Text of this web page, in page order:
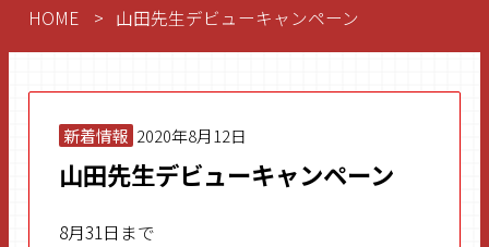
HOME 山田先生デビューキャンペーン
新着情報 2020年8月12日
山田先生デビューキャンペーン
8月31日まで